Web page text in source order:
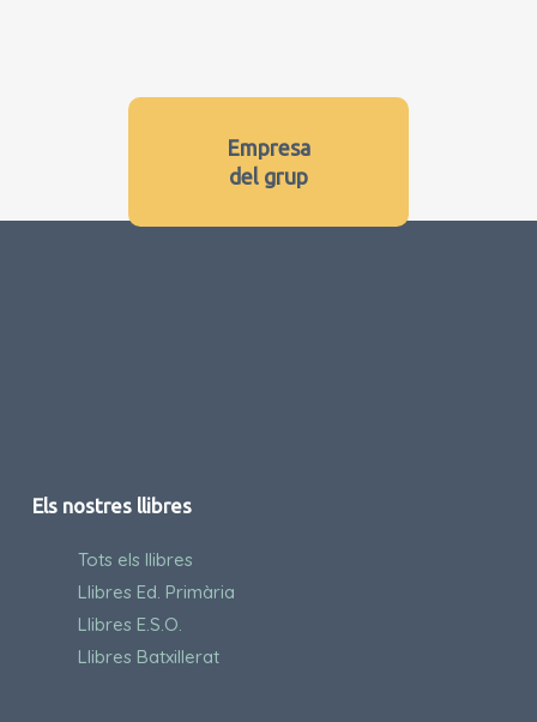
Empresa
del grup
Els nostres llibres
Tots els llibres
Llibres Ed. Primària
Llibres E.S.O.
Llibres Batxillerat